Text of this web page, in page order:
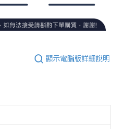
顯示電腦版詳細說明